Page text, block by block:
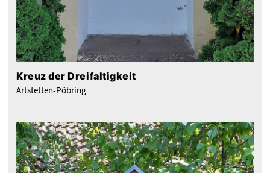
Kreuz der Dreifaltigkeit
Artstetten-Pöbring